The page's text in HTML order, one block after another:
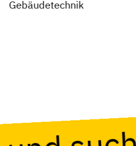
Gebäudetechnik